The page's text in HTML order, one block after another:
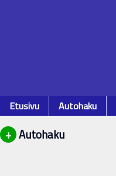
Etusivu Autohaku
+ Autohaku